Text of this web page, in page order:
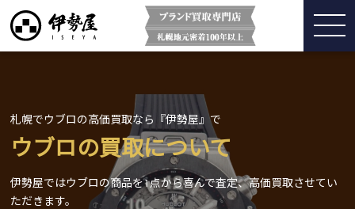
札幌でウブロの高価買取なら『伊勢屋』で
ウブロの買取について
伊勢屋ではウブロの商品を1点から喜んで査定、高価買取させてい
ただきます。